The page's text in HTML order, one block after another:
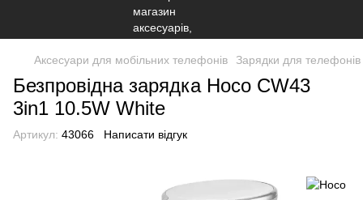
Аксесуари для мобільних телефонів Зарядки для телефонів
Безпровідна зарядка Hoco CW43
3in1 10.5W White
Артикул: 43066 Написати відгук